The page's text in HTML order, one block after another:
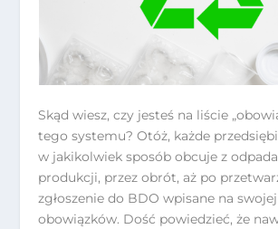
Skąd wiesz, czy jesteś na liście
tego systemu? Otóż, każde
w jakikolwiek sposób obcuje z
produkcji, przez obrót, aż po
zgłoszenie do BDO wpisane na
obowiązków. Dość powiedzieć, że